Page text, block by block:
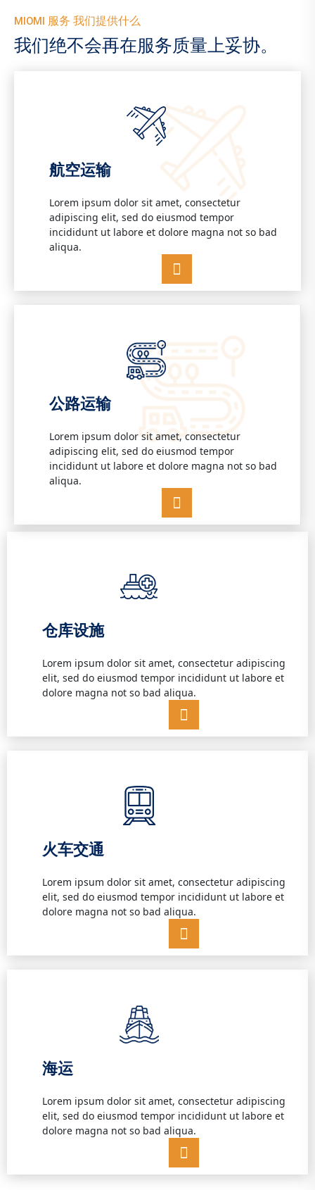
MIOMI 服务 我们提供什么
我们绝不会再在服务质量上妥协。
航空运输
Lorem ipsum dolor sit amet, consectetur
adipiscing elit, sed do eiusmod tempor
incididunt ut labore et dolore magna not so bad
aliqua.
公路运输
Lorem ipsum dolor sit amet, consectetur
adipiscing elit, sed do eiusmod tempor
incididunt ut labore et dolore magna not so bad
aliqua.
仓库设施
Lorem ipsum dolor sit amet, consectetur adipiscing
elit, sed do eiusmod tempor incididunt ut labore et
dolore magna not so bad aliqua.
火车交通
Lorem ipsum dolor sit amet, consectetur adipiscing
elit, sed do eiusmod tempor incididunt ut labore et
dolore magna not so bad aliqua.
海运
Lorem ipsum dolor sit amet, consectetur adipiscing
elit, sed do eiusmod tempor incididunt ut labore et
dolore magna not so bad aliqua.